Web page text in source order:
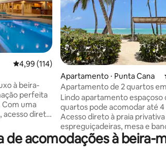
4,99 de uma avaliação média de 5, 114
4,99 (114)
à beira-
perfeita
uma
acesso direto
que
Apartamento ⋅ Punta Cana
Apartamento de 2 quartos
mar
Lindo apartamento espaçoso
quartos pode acomodar até 4
Acesso direto à praia
espreguiçadeiras, mesa e
Situado no 4º andar (sem
quartos têm seus próprios
de acomodações à beira-